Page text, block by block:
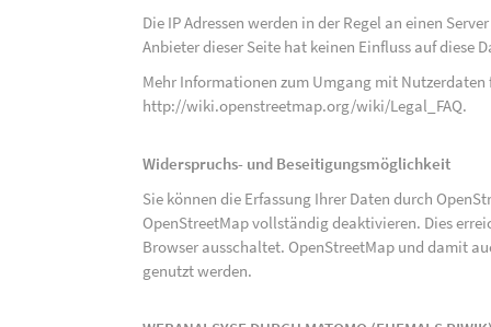
Die IP Adressen werden in der Regel an einen
Anbieter dieser Seite hat keinen Einfluss auf diese
Mehr Informationen zum Umgang mit
http://wiki.openstreetmap.org/wiki/Legal_FAQ.
Widerspruchs- und Beseitigungsmöglichkeit
Sie können die Erfassung Ihrer Daten durch
OpenStreetMap vollständig deaktivieren. Dies
Browser ausschaltet. OpenStreetMap und damit
genutzt werden.